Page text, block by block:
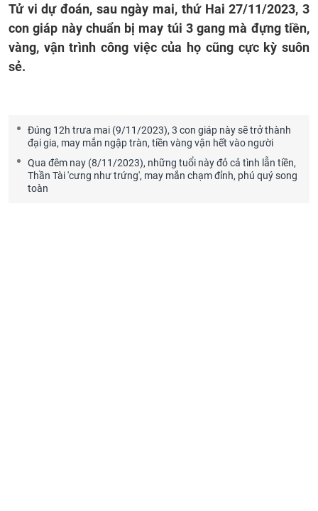
Tử vi dự đoán, sau ngày mai, thứ Hai 27/11/2023, 3
con giáp này chuẩn bị may túi 3 gang mà đựng tiền,
vàng, vận trình công việc của họ cũng cực kỳ suôn
sẻ.
Đúng 12h trưa mai (9/11/2023), 3 con giáp này sẽ trở thành
đại gia, may mắn ngập tràn, tiền vàng vận hết vào người
Qua đêm nay (8/11/2023), những tuổi này đỏ cả tình lẫn tiền,
Thần Tài 'cưng như trứng', may mắn chạm đỉnh, phú quý song
toàn